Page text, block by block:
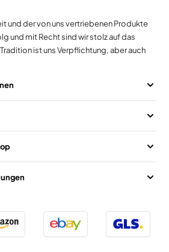
und der von uns vertriebenen Produkte
und mit Recht sind wir stolz auf das
ist uns Verpflichtung, aber auch